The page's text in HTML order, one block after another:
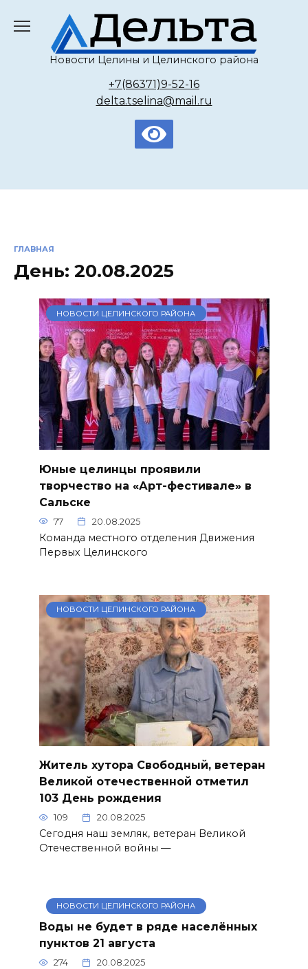
содержанию
Новости Целины и Целинского района
+7(86371)9-52-16
delta.tselina@mail.ru
ГЛАВНАЯ
День: 20.08.2025
НОВОСТИ ЦЕЛИНСКОГО РАЙОНА
Юные целинцы проявили
творчество на «Арт-фестивале» в
Сальске
77 20.08.2025
Команда местного отделения Движения
Первых Целинского
НОВОСТИ ЦЕЛИНСКОГО РАЙОНА
Житель хутора Свободный, ветеран
Великой отечественной отметил
103 День рождения
109 20.08.2025
Сегодня наш земляк, ветеран Великой
Отечественной войны —
НОВОСТИ ЦЕЛИНСКОГО РАЙОНА
Воды не будет в ряде населённых
пунктов 21 августа
274 20.08.2025